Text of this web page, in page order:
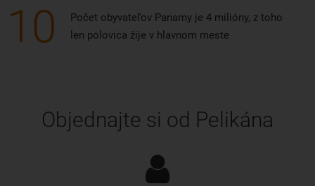
10
Počet obyvateľov Panamy je 4 milióny, z toho
len polovica žije v hlavnom meste
Objednajte si od Pelikána